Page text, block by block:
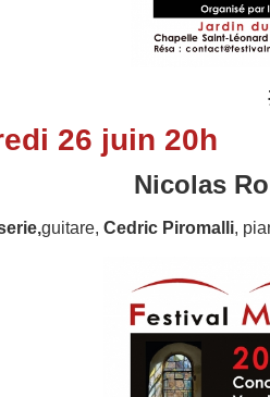
26 juin 20h
Nicolas
guitare, Cedric Piromalli,